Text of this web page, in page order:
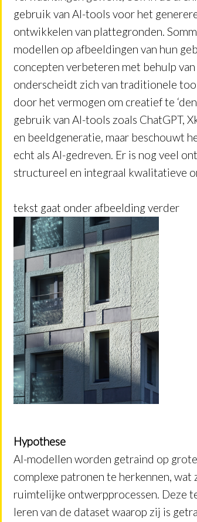
gebruik van AI-tools voor het
ontwikkelen van plattegronden.
modellen op afbeeldingen van hun
concepten verbeteren met behulp
onderscheidt zich van traditionele
door het vermogen om creatief te
gebruik van AI-tools zoals ChatGPT,
en beeldgeneratie, maar beschouwt
echt als AI-gedreven. Er is nog veel
structureel en integraal kwalitatieve
tekst gaat onder afbeelding verder
Hypothese
AI-modellen worden getraind op
complexe patronen te herkennen,
ruimtelijke ontwerpprocessen. Deze
leren van de dataset waarop zij is